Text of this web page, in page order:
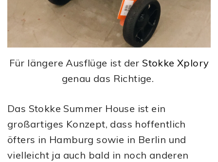
Für längere Ausflüge ist der Stokke Xplory
genau das Richtige.
Das Stokke Summer House ist ein
großartiges Konzept, dass hoffentlich
öfters in Hamburg sowie in Berlin und
vielleicht ja auch bald in noch anderen